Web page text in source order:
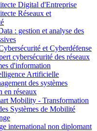
Digital d'Entreprise
Réseaux et
: gestion et analyse des
et Cyberdéfense
cybersécurité des réseaux
d'information
Artificielle
des systèmes
en réseaux
Mobility - Transformation
Systèmes de Mobilité
international non diplomant